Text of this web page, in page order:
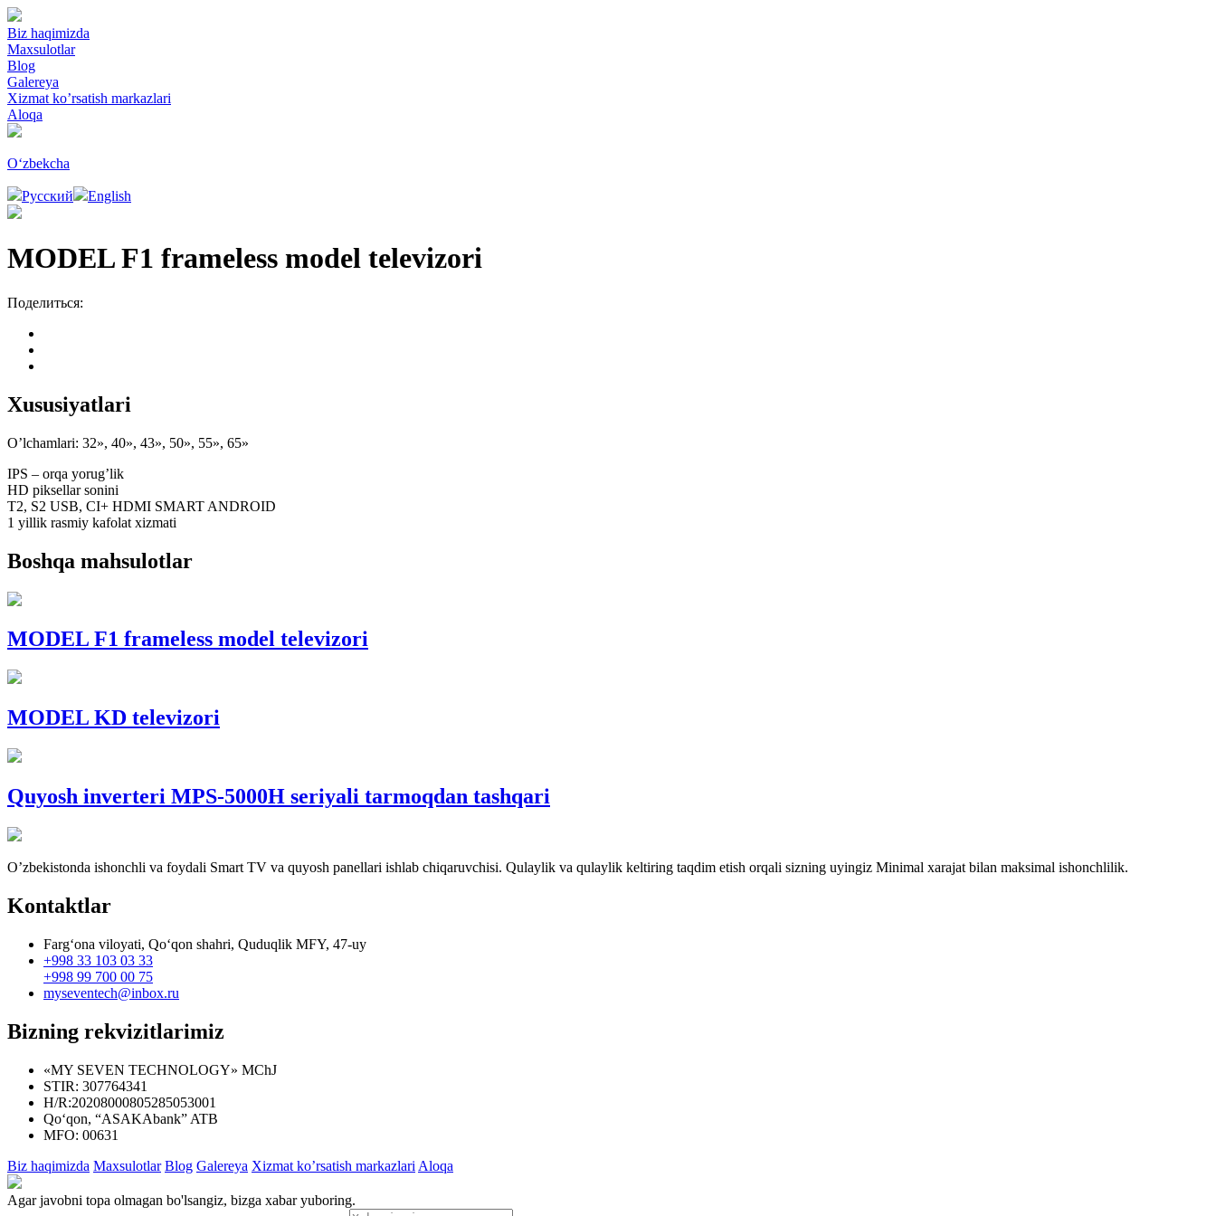
Biz haqimizda
Maxsulotlar
Blog
Galereya
Xizmat ko’rsatish markazlari
Aloqa
Oʻzbekcha
Русский English
MODEL F1 frameless model televizori
Поделиться:
Xususiyatlari
O’lchamlari: 32», 40», 43», 50», 55», 65»
IPS – orqa yorug’lik
HD piksellar sonini
T2, S2 USB, CI+ HDMI SMART ANDROID
1 yillik rasmiy kafolat xizmati
Boshqa mahsulotlar
MODEL F1 frameless model televizori
MODEL KD televizori
Quyosh inverteri MPS-5000H seriyali tarmoqdan tashqari
O’zbekistonda ishonchli va foydali Smart TV va quyosh panellari ishlab chiqaruvchisi. Qulaylik va qulaylik keltiring taqdim etish orqali sizning uyingiz Minimal xarajat bilan maksimal ishonchlilik.
Kontaktlar
Farg‘ona viloyati, Qo‘qon shahri, Quduqlik MFY, 47-uy
+998 33 103 03 33
+998 99 700 00 75
myseventech@inbox.ru
Bizning rekvizitlarimiz
«MY SEVEN TECHNOLOGY» MChJ
STIR: 307764341
H/R:20208000805285053001
Qo‘qon, “ASAKAbank” ATB
MFO: 00631
Biz haqimizda Maxsulotlar Blog Galereya Xizmat ko’rsatish markazlari Aloqa
Agar javobni topa olmagan bo'lsangiz, bizga xabar yuboring.